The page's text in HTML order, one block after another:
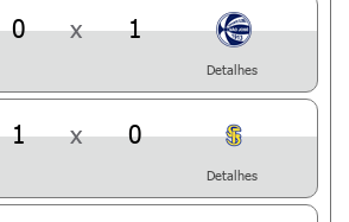
0 x 1
Detalhes
1 x 0
Detalhes